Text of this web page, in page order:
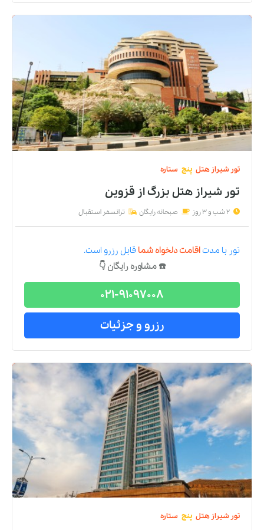
تور شیراز هتل پنج ستاره
تور شیراز هتل بزرگاز قزوین
2 شب و 3 روز صبحانه رایگان ترانسفر استقبال
تور با مدتاقامت دلخواه شما قابل رزرو است.
☎️ مشاوره رایگان 👇
021-91097008
رزرو و جزئیات
تور شیراز هتل پنج ستاره